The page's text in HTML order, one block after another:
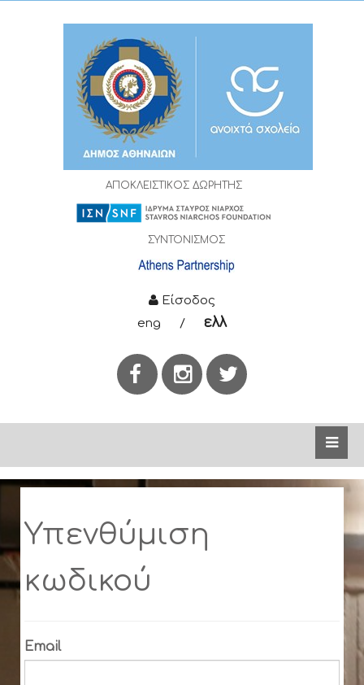
ΑΠΟΚΛΕΙΣΤΙΚΟΣ ΔΩΡΗΤΗΣ
ΣΥΝΤΟΝΙΣΜΟΣ
Είσοδος
eng
/ ελλ
Υπενθύμιση
κωδικού
Email